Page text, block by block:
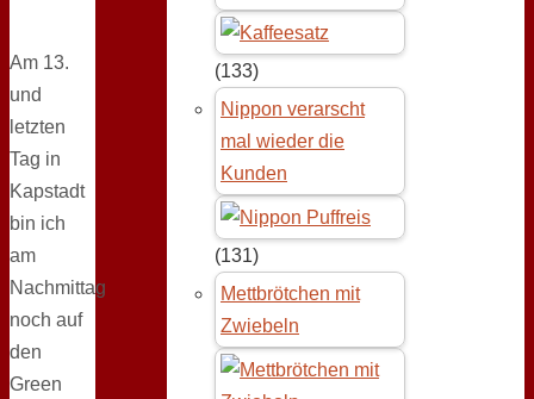
Am 13.
und
letzten
Tag in
Kapstadt
bin ich
am
Nachmittag
noch auf
den
Green
(133)
Nippon verarscht
mal wieder die
Kunden
(131)
Mettbrötchen mit
Zwiebeln